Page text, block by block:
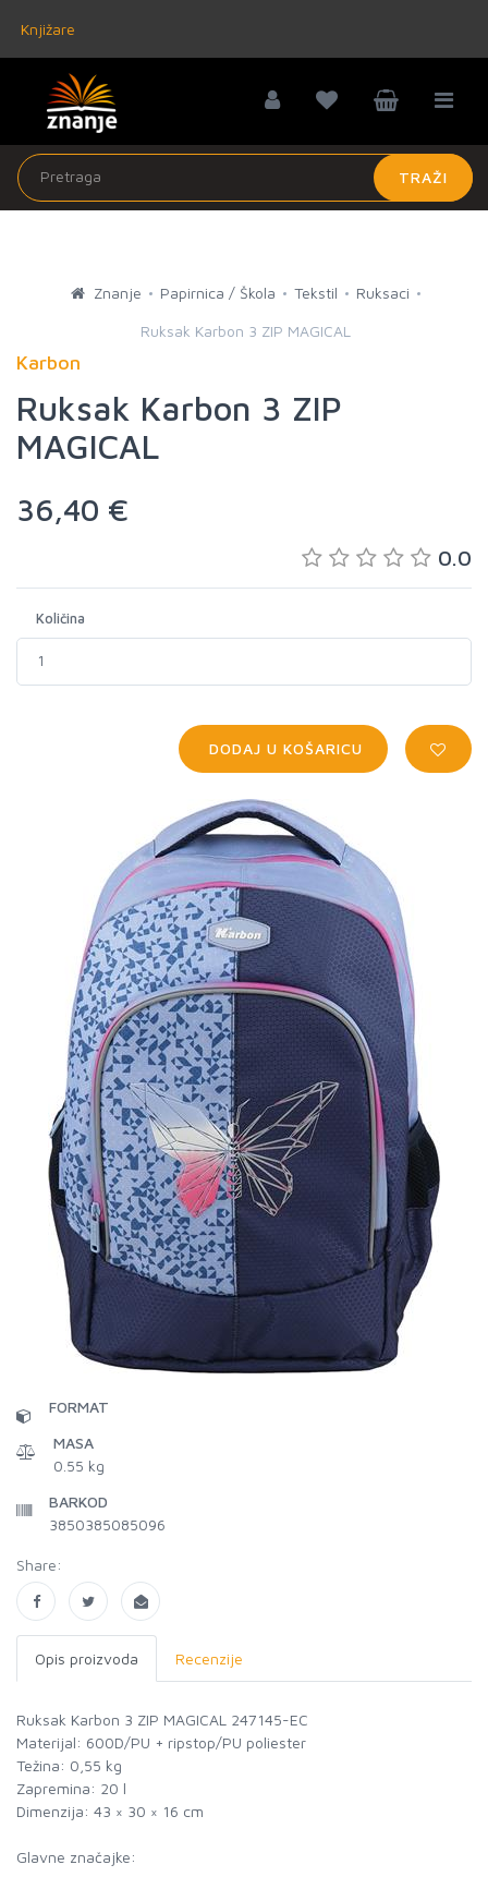
Knjižare
TRAŽI
Znanje Papirnica / Škola Tekstil Ruksaci
Ruksak Karbon 3 ZIP MAGICAL
Karbon
Ruksak Karbon 3 ZIP
MAGICAL
36,40 €
0.0
Količina
DODAJ U KOŠARICU
FORMAT
MASA
0.55 kg
BARKOD
3850385085096
Share:
Opis proizvoda Recenzije
Ruksak Karbon 3 ZIP MAGICAL 247145-EC
Materijal: 600D/PU + ripstop/PU poliester
Težina: 0,55 kg
Zapremina: 20 l
Dimenzija: 43 × 30 × 16 cm
Glavne značajke: